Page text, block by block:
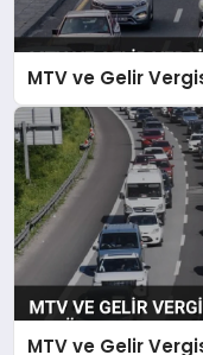
MTV ve Gelir
MTV ve Gelir